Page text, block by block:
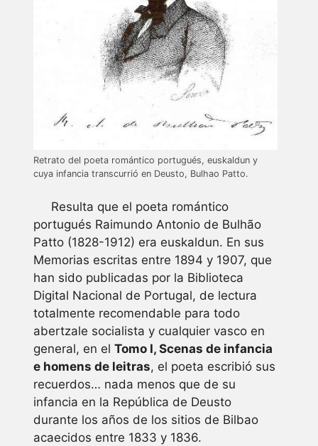
Retrato del poeta romántico portugués, euskaldun y
cuya infancia transcurrió en Deusto, Bulhao Patto.
Resulta que el poeta romántico
portugués Raimundo Antonio de Bulhão
Patto (1828-1912) era euskaldun. En sus
Memorias escritas entre 1894 y 1907, que
han sido publicadas por la Biblioteca
Digital Nacional de Portugal, de lectura
totalmente recomendable para todo
abertzale socialista y cualquier vasco en
general, en el Tomo I, Scenas de infancia
e homens de leitras, el poeta escribió sus
recuerdos… nada menos que de su
infancia en la República de Deusto
durante los años de los sitios de Bilbao
acaecidos entre 1833 y 1836.